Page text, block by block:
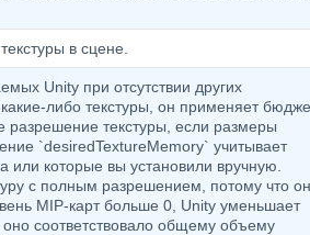
в сцене.
Unity при отсутствии других
либо текстуры, он применяет
разрешение текстуры, если размеры
`desiredTextureMemory` учитывает
или которые вы установили вручную.
с полным разрешением, потому что
MIP-карт больше 0, Unity уменьшает
соответствовало общему объему